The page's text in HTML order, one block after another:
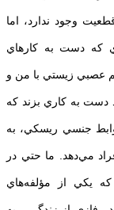
وجود ندارد، اما
كه دست به كارهاي
عصبي زيستي با من و
دست به كاري بزند كه
جنسي ريسكي، به
مي‌دهد. ما حتي در
كه يكي از مؤلفه‌هاي